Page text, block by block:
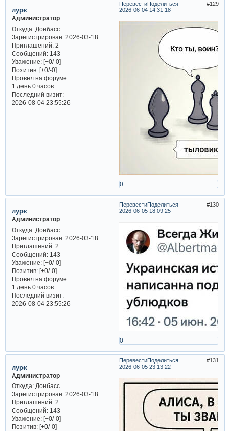
ПеревестиПоделиться
129
2026-06-04 14:31:18
лурк
Администратор
Откуда:Донбасс
Зарегистрирован: 2026-03-18
Приглашений:2
Сообщений:143
Уважение: [+0/-0]
Позитив: [+0/-0]
Провел на форуме:
1 день 0 часов
Последний визит:
2026-08-04 23:55:26
0
ПеревестиПоделиться
130
2026-06-05 18:09:25
лурк
Администратор
Откуда:Донбасс
Зарегистрирован: 2026-03-18
Приглашений:2
Сообщений:143
Уважение: [+0/-0]
Позитив: [+0/-0]
Провел на форуме:
1 день 0 часов
Последний визит:
2026-08-04 23:55:26
0
ПеревестиПоделиться
131
2026-06-05 23:13:22
лурк
Администратор
Откуда:Донбасс
Зарегистрирован: 2026-03-18
Приглашений:2
Сообщений:143
Уважение: [+0/-0]
Позитив: [+0/-0]